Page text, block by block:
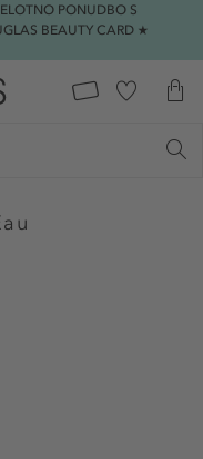
PONUDBO S
BEAUTY CARD ★